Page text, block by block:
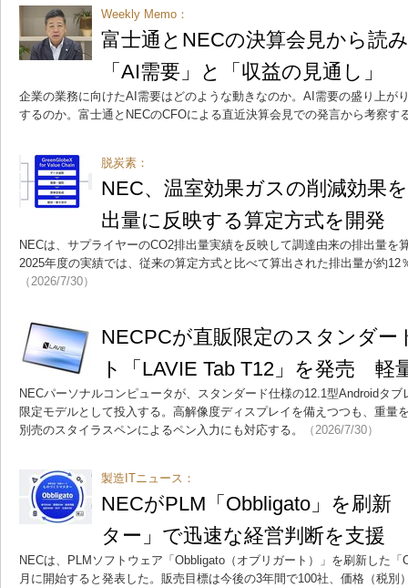
Weekly Memo：
富士通とNECの決算会見から読
「AI需要」と「収益の見通し」
企業の業務に向けたAI需要はどのような動きなのか。AI需要の盛り上が
するのか。富士通とNECのCFOによる直近決算会見での発言から考察す
脱炭素：
NEC、温室効果ガスの削減効果
出量に反映する算定方式を開発
NECは、サプライヤーのCO2排出量実績を反映して調達由来の排出量を
2025年度の実績では、従来の算定方式と比べて算出された排出量が約12
（2026/7/30）
NECPCが直販限定のスタンダー
ト「LAVIE Tab T12」を発売 軽
NECパーソナルコンピュータが、スタンダード仕様の12.1型Androidタ
限定モデルとして投入する。高解像度ディスプレイを備えつつも、重量
別売のスタイラスペンによるペン入力にも対応する。
（2026/7/30）
製造ITニュース：
NECがPLM「Obbligato」を刷
ター」で迅速な経営判断を支援
NECは、PLMソフトウェア「Obbligato（オブリガート）」を刷新した
月に開始すると発表した。販売目標は今後の3年間で100社、価格（税別